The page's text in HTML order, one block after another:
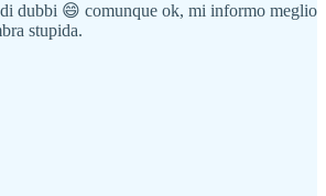
dubbi 😄 comunque ok, mi informo meglio
stupida.